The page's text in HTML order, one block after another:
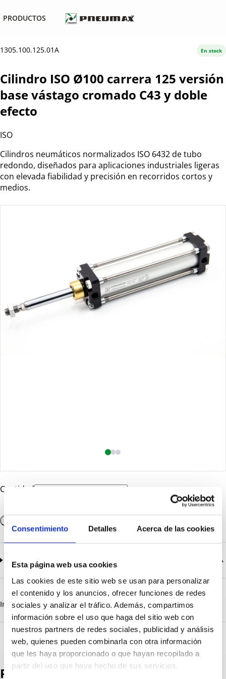
Consentimiento Detalles Acerca de las cookies
Esta página web usa cookies
Las cookies de este sitio web se usan para personalizar
el contenido y los anuncios, ofrecer funciones de redes
sociales y analizar el tráfico. Además, compartimos
información sobre el uso que haga del sitio web con
nuestros partners de redes sociales, publicidad y análisis
web, quienes pueden combinarla con otra información
que les haya proporcionado o que hayan recopilado a
partir del uso que haya hecho de sus servicios.
PRODUCTOS
1305.100.125.01A
Cilindro ISO Ø100 carrera 125 versión
base vástago cromado C43 y doble
efecto
ISO
Cilindros neumáticos normalizados ISO 6432 de tubo
redondo, diseñados para aplicaciones industriales ligeras
con elevada fiabilidad y precisión en recorridos cortos y
medios.
En stock
Cantidad
Documentación
CatalogoGeneral-EN.pdf
Descargar
Serie_1303-1308.pdf
Descargar
Información destacada Detalles técnicosVista 3D
Productos destacados